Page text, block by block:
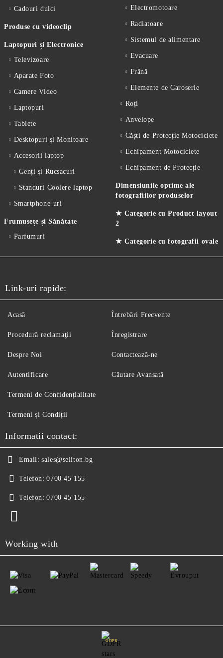
Cadouri dulci
Produse cu videoclip
Laptopuri și Electronice
Televizoare
Aparate Foto
Camere Video
Laptopuri
Tablete
Desktopuri și Monitoare
Accesorii laptop
Genți și Rucsacuri
Standuri Coolere laptop
Smartphone-uri
Frumusețe și Sănătate
Parfumuri
Electromotoare
Radiatoare
Sistemul de alimentare
Evacuare
Frână
Elemente de Caroserie
Roți
Anvelope
Căști de Protecție Motociclete
Echipament Motociclete
Echipament de Protecție
Dimensiunile optime ale
fotografiilor produselor
★ Categorie cu Product layout
2
★ Categorie cu fotografii ovale
Link-uri rapide:
Acasă
Procedură reclamaţii
Despre Noi
Autentificare
Întrebări Frecvente
Înregistrare
Contactează-ne
Căutare Avansată
Termeni de Confidențialitate
Termeni și Condiții
Informatii contact:
Email: sales@seliton.bg
Telefon: 0700 45 155
Telefon: 0700 45 155
Working with
GDPR